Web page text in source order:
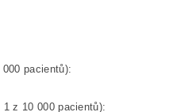
pacientů):
z 10 000 pacientů):